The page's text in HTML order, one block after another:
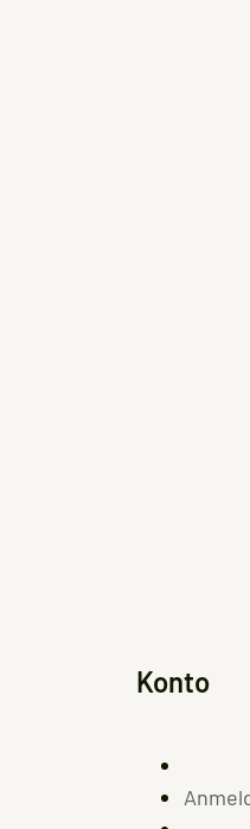
Konto